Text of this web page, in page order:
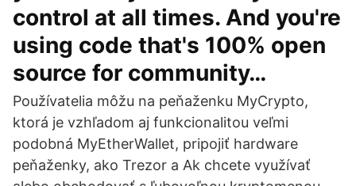
control at all times. And you're
using code that's 100% open
source for community…
Používatelia môžu na peňaženku MyCrypto,
ktorá je vzhľadom aj funkcionalitou veľmi
podobná MyEtherWallet, pripojiť hardware
peňaženky, ako Trezor a Ak chcete využívať